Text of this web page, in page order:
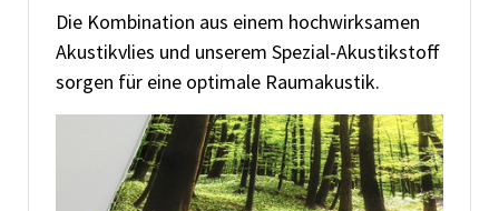
Die Kombination aus einem hochwirksamen
Akustikvlies und unserem Spezial-Akustikstoff
sorgen für eine optimale Raumakustik.